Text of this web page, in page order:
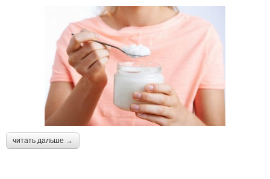
читать дальше →